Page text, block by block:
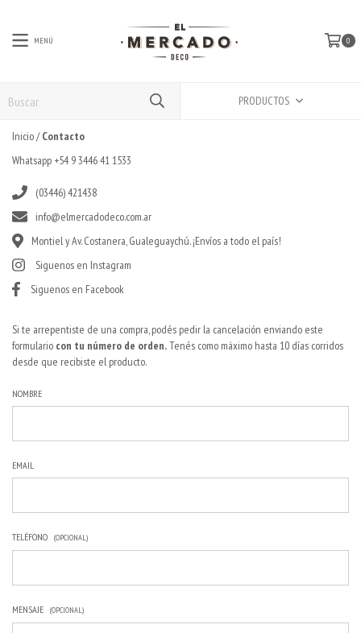
MENÚ 0
PRODUCTOS
Inicio/ Contacto
Whatsapp +54 9 3446 41 1533
(03446) 421438
info@elmercadodeco.com.ar
Montiel y Av. Costanera, Gualeguaychú. ¡Envíos a todo el país!
Siguenos en Instagram
Siguenos en Facebook
Si te arrepentiste de una compra, podés pedir la cancelación enviando este
formulario con tu número de orden.Tenés como máximo hasta 10 días corridos
desde que recibiste el producto.
NOMBRE
EMAIL
TELÉFONO (OPCIONAL)
MENSAJE (OPCIONAL)